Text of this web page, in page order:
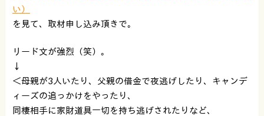
い）
を見て、取材申し込み頂きで。
リード文が強烈（笑）。
↓
＜母親が3人いたり、父親の借金で夜逃げしたり、キャンデ
ィーズの追っかけをやったり、
同棲相手に家財道具一切を持ち逃げされたりなど、